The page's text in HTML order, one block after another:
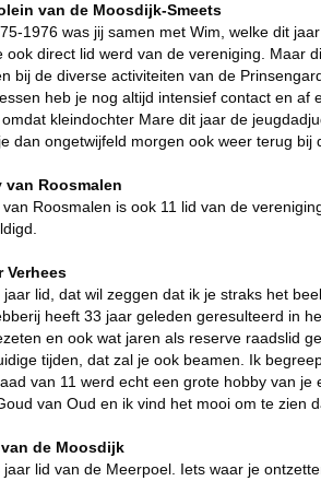
van de Moosdijk-Smeets
1976 was jij samen met Wim, welke dit
ook direct lid werd van de vereniging. Maar
bij de diverse activiteiten van de
heb je nog altijd intensief contact en
kleindochter Mare dit jaar de
dan ongetwijfeld morgen ook weer terug bij
van Roosmalen
van Roosmalen is ook 11 lid van de
Verhees
jaar lid, dat wil zeggen dat ik je straks het
heeft 33 jaar geleden geresulteerd in
en ook wat jaren als reserve raadslid
tijden, dat zal je ook beamen. Ik
van 11 werd echt een grote hobby van
van Oud en ik vind het mooi om te zien
de Moosdijk
jaar lid van de Meerpoel. Iets waar je